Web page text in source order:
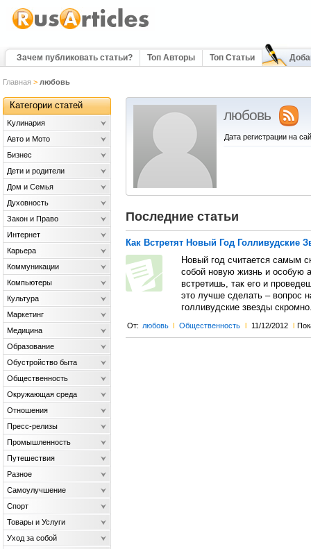
Зачем публиковать статьи? Топ Авторы Топ Статьи
Главная > любовь
любовь
Дата регистрации на
Последние статьи
Как Встретят Новый Год Голливудские
Новый год считается самым
собой новую жизнь и особую
встретишь, так его и
это лучше сделать – вопрос
голливудские звезды
От: любовь l Общественность l 11/12/2012 l
Категории статей
Kулинария
Авто и Мото
Бизнес
Дети и родители
Дом и Семья
Духовность
Закон и Право
Интернет
Карьера
Коммуникации
Компьютеры
Культура
Маркетинг
Медицина
Образование
Обустройство быта
Общественность
Окружающая среда
Отношения
Пресс-релизы
Промышленность
Путешествия
Разное
Самоулучшение
Спорт
Товары и Услуги
Уход за собой